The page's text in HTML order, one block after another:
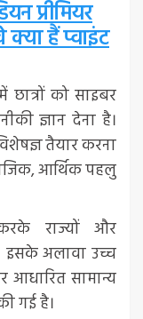
प्रीमियर
हैं प्वाइंट
छात्रों को साइबर
ज्ञान देना है।
तैयार करना
आर्थिक पहलु
राज्यों और
इसके अलावा उच्च
आधारित सामान्य
गई है।